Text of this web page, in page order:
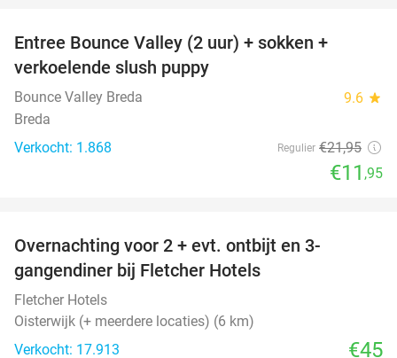
Entree Bounce Valley (2 uur) + sokken +
verkoelende slush puppy
Bounce Valley Breda 9.6 star
Breda
Verkocht: 1.868
Regulier €21,95
€11 ,95
Overnachting voor 2 + evt. ontbijt en 3-
gangendiner bij Fletcher Hotels
Fletcher Hotels
Oisterwijk (+ meerdere locaties) (6 km)
Verkocht: 17.913
€45